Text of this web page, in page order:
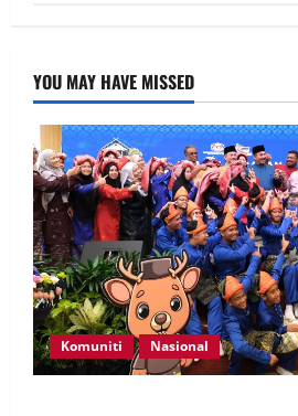
YOU MAY HAVE MISSED
Komuniti Nasional